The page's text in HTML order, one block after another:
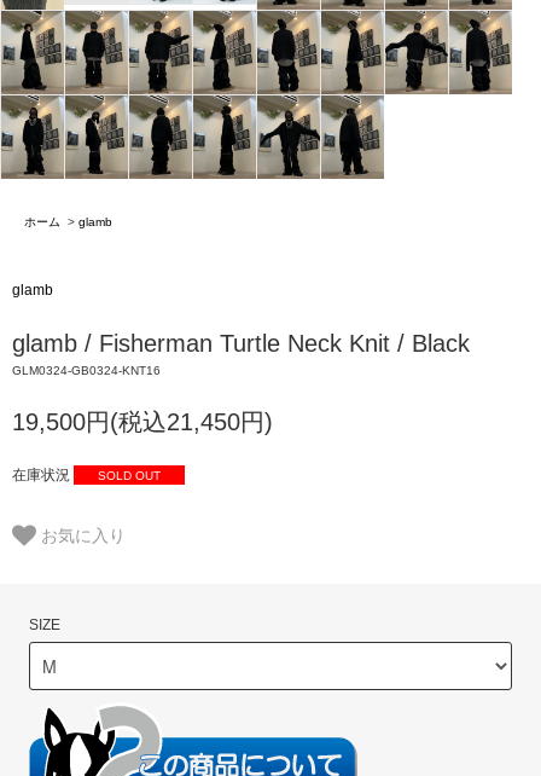
ホーム > glamb
glamb
glamb / Fisherman Turtle Neck Knit / Black
GLM0324-GB0324-KNT16
19,500円(税込21,450円)
在庫状況 SOLD OUT
お気に入り
SIZE